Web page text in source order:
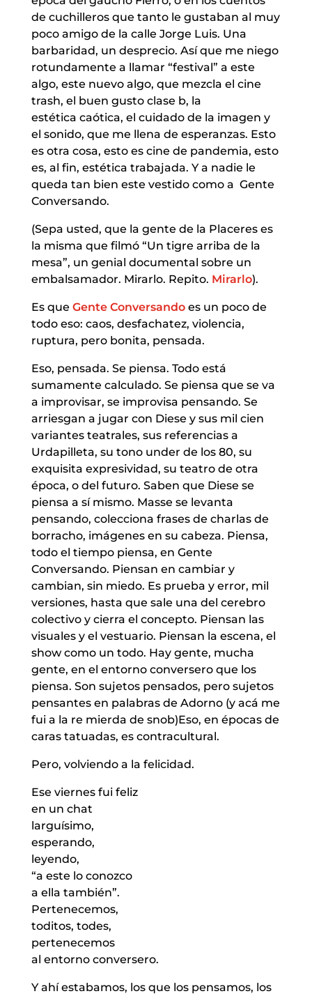
de cuchilleros que tanto le gustaban al muy
poco amigo de la calle Jorge Luis. Una
barbaridad, un desprecio. Así que me niego
rotundamente a llamar “festival” a este
algo, este nuevo algo, que mezcla el cine
trash, el buen gusto clase b, la
estética caótica, el cuidado de la imagen y
el sonido, que me llena de esperanzas. Esto
es otra cosa, esto es cine de pandemia, esto
es, al fin, estética trabajada. Y a nadie le
queda tan bien este vestido como a Gente
Conversando.
(Sepa usted, que la gente de la Placeres es
la misma que filmó “Un tigre arriba de la
mesa”, un genial documental sobre un
embalsamador. Mirarlo. Repito. Mirarlo).
Es que Gente Conversandoes un poco de
todo eso: caos, desfachatez, violencia,
ruptura, pero bonita, pensada.
Eso, pensada. Se piensa. Todo está
sumamente calculado. Se piensa que se va
a improvisar, se improvisa pensando. Se
arriesgan a jugar con Diese y sus mil cien
variantes teatrales, sus referencias a
Urdapilleta, su tono under de los 80, su
exquisita expresividad, su teatro de otra
época, o del futuro. Saben que Diese se
piensa a sí mismo. Masse se levanta
pensando, colecciona frases de charlas de
borracho, imágenes en su cabeza. Piensa,
todo el tiempo piensa, en Gente
Conversando. Piensan en cambiar y
cambian, sin miedo. Es prueba y error, mil
versiones, hasta que sale una del cerebro
colectivo y cierra el concepto. Piensan las
visuales y el vestuario. Piensan la escena, el
show como un todo. Hay gente, mucha
gente, en el entorno conversero que los
piensa. Son sujetos pensados, pero sujetos
pensantes en palabras de Adorno (y acá me
fui a la re mierda de snob)Eso, en épocas de
caras tatuadas, es contracultural.
Pero, volviendo a la felicidad.
Ese viernes fui feliz
en un chat
larguísimo,
esperando,
leyendo,
“a este lo conozco
a ella también”.
Pertenecemos,
toditos, todes,
pertenecemos
al entorno conversero.
Y ahí estabamos, los que los pensamos, los